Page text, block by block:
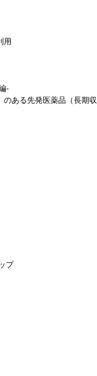
用
-
のある先発医薬品（長期収
プ